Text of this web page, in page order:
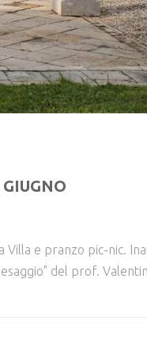
e pranzo pic-nic.
del prof.